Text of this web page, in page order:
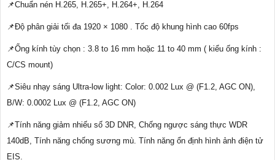
📌Chuẩn nén H.265, H.265+, H.264+, H.264
📌Độ phân giải tối đa 1920 × 1080 . Tốc độ khung hình cao 60fps
📌Ống kính tùy chọn : 3.8 to 16 mm hoặc 11 to 40 mm ( kiểu ống kính :
C/CS mount)
📌Siêu nhạy sáng Ultra-low light: Color: 0.002 Lux @ (F1.2, AGC ON),
B/W: 0.0002 Lux @ (F1.2, AGC ON)
📌Tính năng giảm nhiếu số 3D DNR, Chống ngược sáng thực WDR
140dB, Tính năng chống sương mù. Tính năng ổn định hình ảnh điện tử
EIS.